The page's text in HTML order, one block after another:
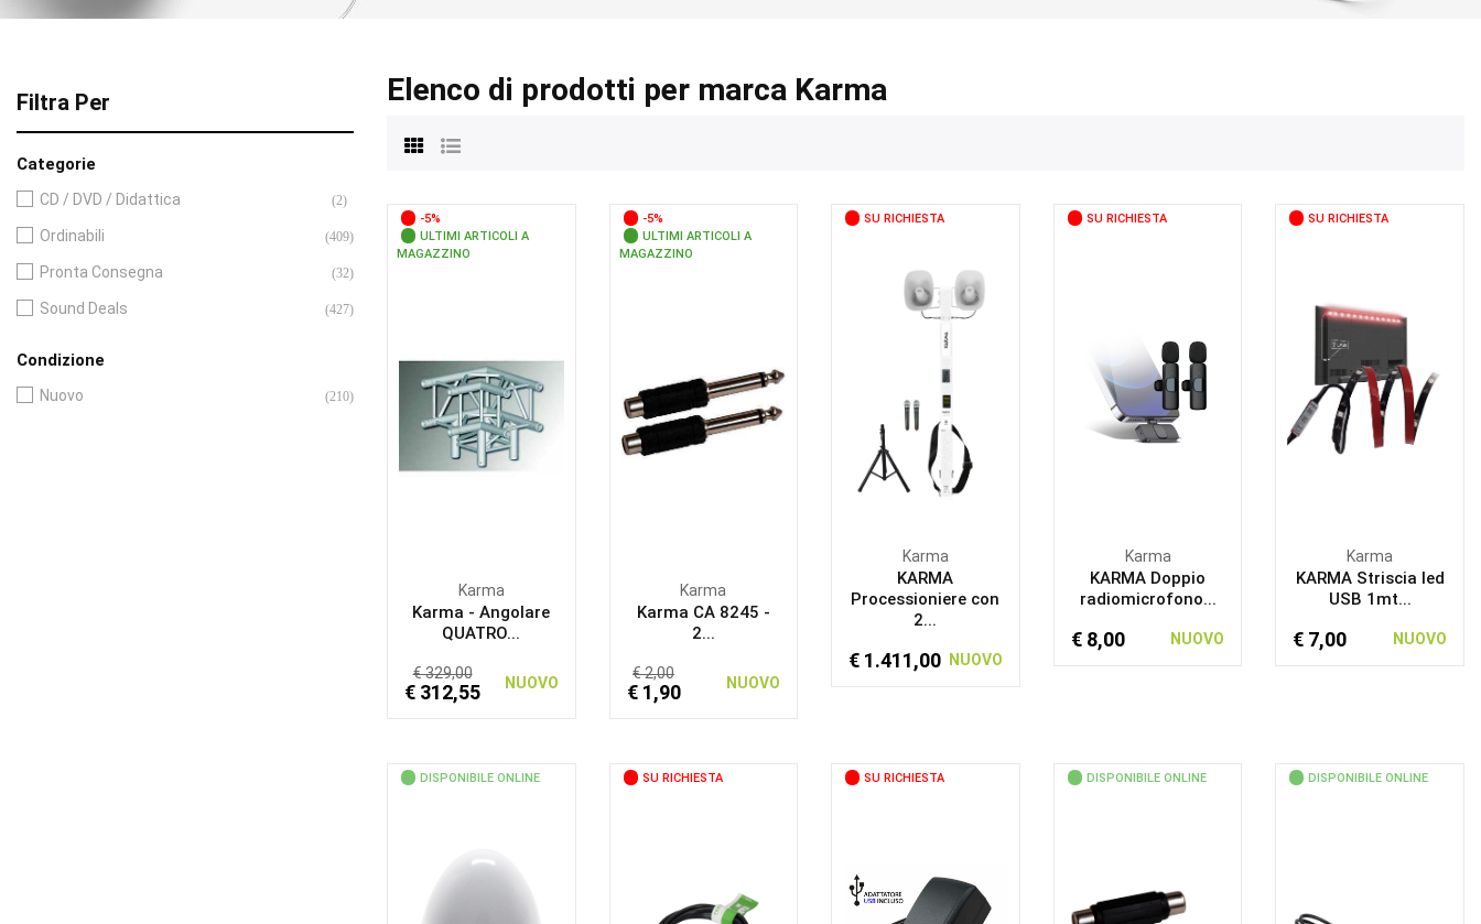
Filtra Per
Categorie
CD / DVD / Didattica (2)
Ordinabili (409)
Pronta Consegna (32)
Sound Deals (427)
Condizione
Nuovo (210)
Elenco di prodotti per marca Karma
-5%
ULTIMI ARTICOLI A
MAGAZZINO
Karma
Karma - Angolare
QUATRO...
€ 329,00
€ 312,55 NUOVO
-5%
ULTIMI ARTICOLI A
MAGAZZINO
Karma
Karma CA 8245 -
2...
€ 2,00
€ 1,90 NUOVO
SU RICHIESTA
Karma
KARMA
Processioniere con
2...
€ 1.411,00 NUOVO
SU RICHIESTA
Karma
KARMA Doppio
radiomicrofono...
€ 8,00 NUOVO
SU RICHIESTA
Karma
KARMA Striscia led
USB 1mt...
€ 7,00 NUOVO
DISPONIBILE ONLINE SU RICHIESTA SU RICHIESTA DISPONIBILE ONLINE DISPONIBILE ONLINE